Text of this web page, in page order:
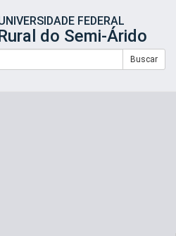
FEDERAL
do Semi-Árido
Buscar